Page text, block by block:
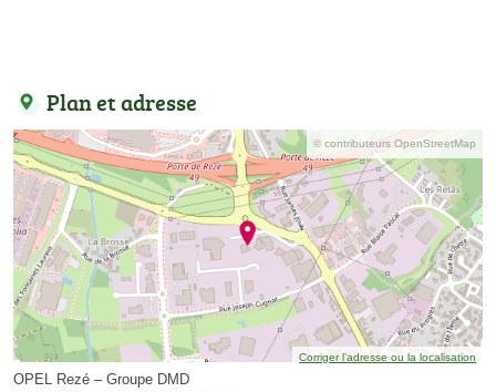
Plan et adresse
© contributeurs OpenStreetMap
Corriger l’adresse ou la localisation
OPEL Rezé – Groupe DMD